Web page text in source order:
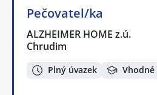
Pečovatel/ka
ALZHEIMER HOME z.ú.
Chrudim
Plný úvazek